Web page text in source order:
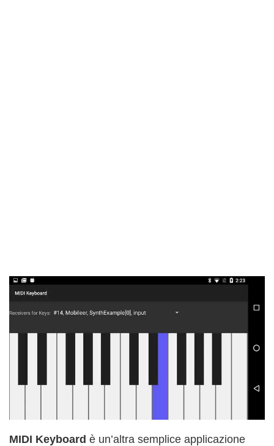
MIDI Keyboard è un’altra semplice applicazione